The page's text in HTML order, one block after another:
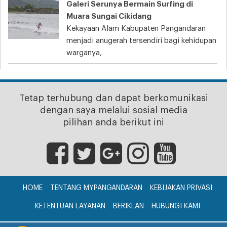
Galeri Serunya Bermain Surfing di
Muara Sungai Cikidang
Kekayaan Alam Kabupaten Pangandaran
menjadi anugerah tersendiri bagi kehidupan
warganya,
Tetap terhubung dan dapat berkomunikasi
dengan saya melalui sosial media
pilihan anda berikut ini
HOME TENTANG MYPANGANDARAN KEBIJAKAN PRIVASI
KETENTUAN LAYANAN BERIKLAN HUBUNGI KAMI